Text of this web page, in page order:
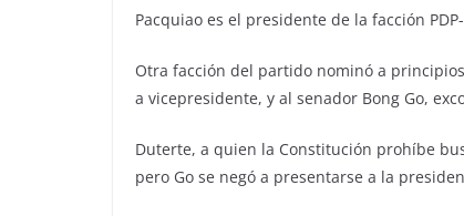
Pacquiao es el presidente de la facción
Otra facción del partido nominó a
a vicepresidente, y al senador Bong Go,
Duterte, a quien la Constitución prohíbe
pero Go se negó a presentarse a la